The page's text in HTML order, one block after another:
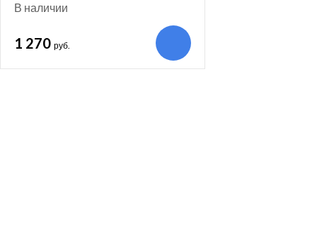
В наличии
1 270 руб.